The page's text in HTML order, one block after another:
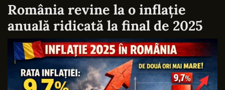
România revine la o inflație
anuală ridicată la final de 2025